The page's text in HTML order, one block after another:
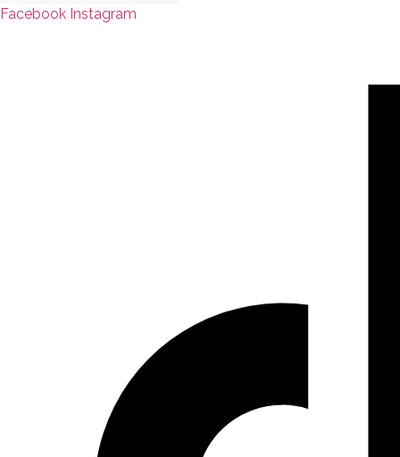
Facebook Instagram